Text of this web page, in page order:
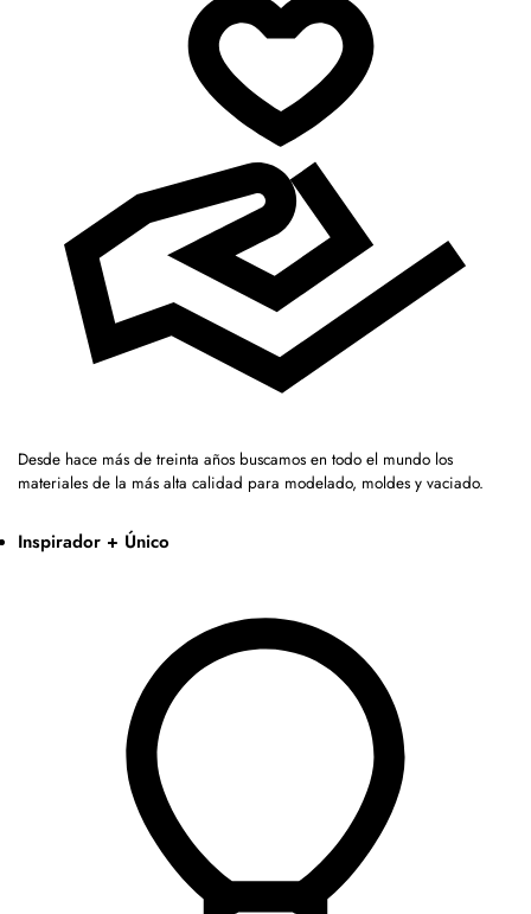
Desde hace más de treinta años buscamos en todo el mundo los
materiales de la más alta calidad para modelado, moldes y vaciado.
Inspirador + Único